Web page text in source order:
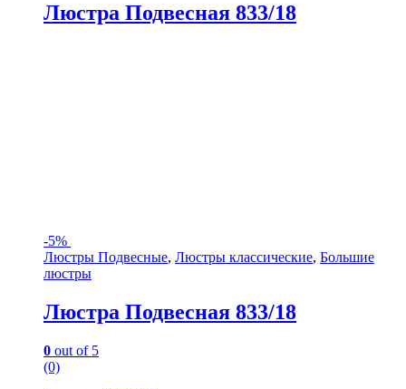
Люстра Подвесная 833/18
-5%
Люстры Подвесные, Люстры классические, Большие
люстры
Люстра Подвесная 833/18
0 out of 5
(0)